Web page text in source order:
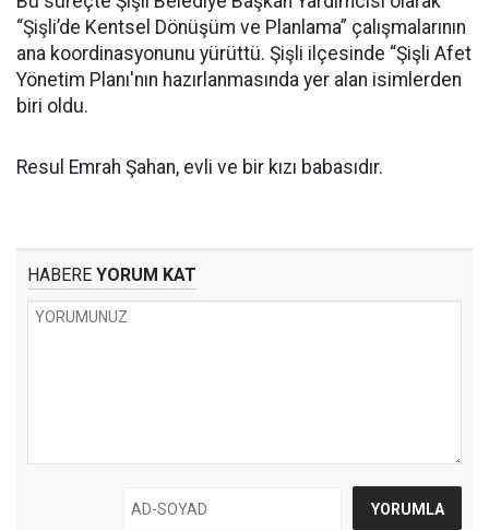
“Şişli’de Kentsel Dönüşüm ve Planlama” çalışmalarının
ana koordinasyonunu yürüttü. Şişli ilçesinde “Şişli Afet
Yönetim Planı'nın hazırlanmasında yer alan isimlerden
biri oldu.
Resul Emrah Şahan, evli ve bir kızı babasıdır.
HABERE YORUM KAT